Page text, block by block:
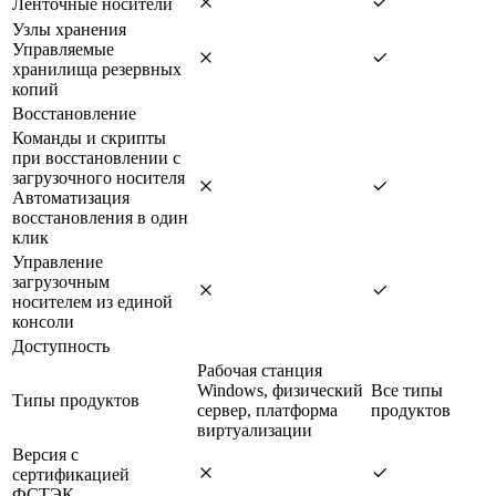
Узлы хранения
Управляемые
хранилища резервных
копий
Восстановление
Команды и скрипты
при восстановлении с
загрузочного носителя
Автоматизация
восстановления в один
клик
Управление
загрузочным
носителем из единой
консоли
Доступность
Типы продуктов
Рабочая станция
Windows, физический
сервер, платформа
виртуализации
Все типы
продуктов
Версия с
сертификацией